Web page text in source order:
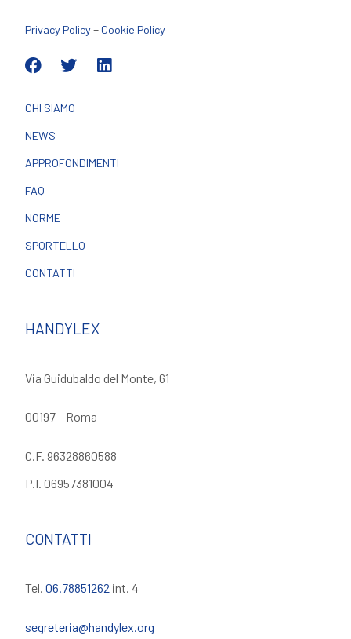
Privacy Policy– Cookie Policy
CHI SIAMO
NEWS
APPROFONDIMENTI
FAQ
NORME
SPORTELLO
CONTATTI
HANDYLEX
Via Guidubaldo del Monte, 61
00197 – Roma
C.F. 96328860588
P.I. 06957381004
CONTATTI
Tel.06.78851262 int. 4
segreteria@handylex.org